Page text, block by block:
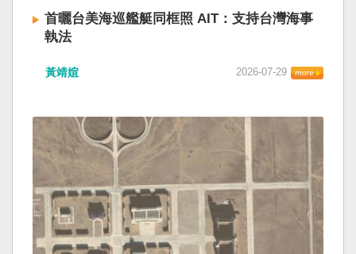
首曬台美海巡艦艇同框照 AIT：支持台灣海事
執法
黃靖媗 2026-07-29